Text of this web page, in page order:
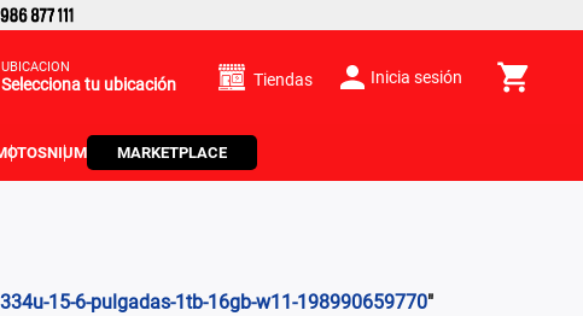
UBICACIÓN
Selecciona tu ubicación Tiendas Inicia sesión
NIUM MARKETPLACE
15-6-pulgadas-1tb-16gb-w11-198990659770"